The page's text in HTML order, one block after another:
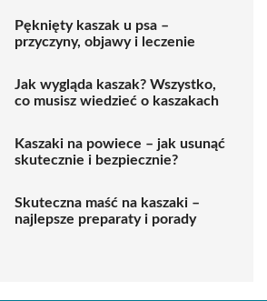
Pęknięty kaszak u psa –
przyczyny, objawy i leczenie
Jak wygląda kaszak? Wszystko,
co musisz wiedzieć o kaszakach
Kaszaki na powiece – jak usunąć
skutecznie i bezpiecznie?
Skuteczna maść na kaszaki –
najlepsze preparaty i porady